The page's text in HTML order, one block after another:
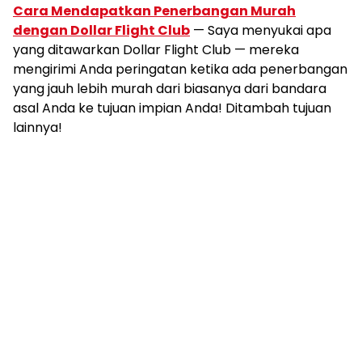
Cara Mendapatkan Penerbangan Murah
dengan Dollar Flight Club — Saya menyukai apa
yang ditawarkan Dollar Flight Club — mereka
mengirimi Anda peringatan ketika ada penerbangan
yang jauh lebih murah dari biasanya dari bandara
asal Anda ke tujuan impian Anda! Ditambah tujuan
lainnya!